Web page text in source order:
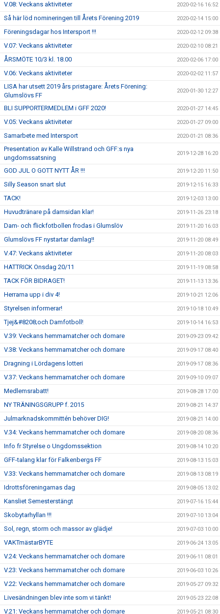
V.08: Veckans aktiviteter 2020-02-16 16:52
Så här löd nomineringen till Årets Förening 2019 2020-02-14 15:00
Föreningsdagar hos Intersport !!! 2020-02-12 09:38
V.07: Veckans aktiviteter 2020-02-10 08:21
ÅRSMÖTE 10/3 kl. 18.00 2020-02-06 17:00
V.06: Veckans aktiviteter 2020-02-02 11:57
LISA har utsett 2019 års pristagare: Årets Förening:
Glumslövs FF
2020-01-30 12:27
BLI SUPPORTERMEDLEM i GFF 2020! 2020-01-27 14:45
V.05: Veckans aktiviteter 2020-01-27 09:00
Samarbete med Intersport 2020-01-21 08:36
Presentation av Kalle Willstrand och GFF:s nya
ungdomssatsning
2019-12-28 16:20
GOD JUL O GOTT NYTT ÅR !!! 2019-12-20 11:50
Silly Season snart slut 2019-12-15 16:33
TACK! 2019-12-03 13:00
Huvudtränare på damsidan klar! 2019-11-26 23:18
Dam- och flickfotbollen frodas i Glumslöv 2019-11-20 16:03
Glumslövs FF nystartar damlag!! 2019-11-20 08:49
V.47: Veckans aktiviteter 2019-11-20 08:03
HATTRICK Onsdag 20/11 2019-11-19 08:58
TACK FÖR BIDRAGET! 2019-11-13 13:36
Herrarna upp i div 4! 2019-10-21 12:06
Styrelsen informerar! 2019-10-18 10:49
Tjej&#8208;och Damfotboll! 2019-10-14 16:53
V.39: Veckans hemmamatcher och domare 2019-09-23 09:42
V.38: Veckans hemmamatcher och domare 2019-09-17 08:40
Dragning i Lördagens lotteri 2019-09-17 08:36
V.37: Veckans hemmamatcher och domare 2019-09-10 09:07
Medlemsrabatt! 2019-08-28 17:00
NY TRÄNINGSGRUPP f. 2015 2019-08-21 14:37
Julmarknadskommittén behöver DIG! 2019-08-21 14:00
V.34: Veckans hemmamatcher och domare 2019-08-20 08:36
Info fr Styrelse o Ungdomssektion 2019-08-14 10:20
GFF-talang klar för Falkenbergs FF 2019-08-13 15:03
V.33: Veckans hemmamatcher och domare 2019-08-13 08:19
Idrottsföreningarnas dag 2019-08-05 13:02
Kansliet Semesterstängt 2019-07-16 15:44
Skobytarhyllan !!! 2019-07-10 13:04
Sol, regn, storm och massor av glädje! 2019-07-03 10:00
VAKTmästarBYTE 2019-06-24 13:05
V.24: Veckans hemmamatcher och domare 2019-06-11 08:01
V.23: Veckans hemmamatcher och domare 2019-06-03 10:26
V.22: Veckans hemmamatcher och domare 2019-05-27 09:32
Livesändningen blev inte som vi tänkt! 2019-05-23 22:08
V.21: Veckans hemmamatcher och domare 2019-05-21 08:30